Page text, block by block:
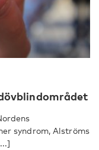
syndrom, Alströms